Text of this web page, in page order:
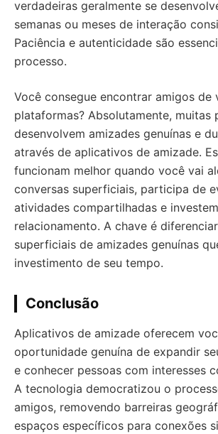
verdadeiras geralmente se
semanas ou meses de interação
Paciência e autenticidade são
processo.
Você consegue encontrar amigos de
plataformas? Absolutamente, muitas
desenvolvem amizades genuínas e
através de aplicativos de amizade.
funcionam melhor quando você vai
conversas superficiais, participa de
atividades compartilhadas e
relacionamento. A chave é
superficiais de amizades genuínas
investimento de seu tempo.
Conclusão
Aplicativos de amizade oferecem
oportunidade genuína de expandir
e conhecer pessoas com interesses
A tecnologia democratizou o
amigos, removendo barreiras
espaços específicos para conexões